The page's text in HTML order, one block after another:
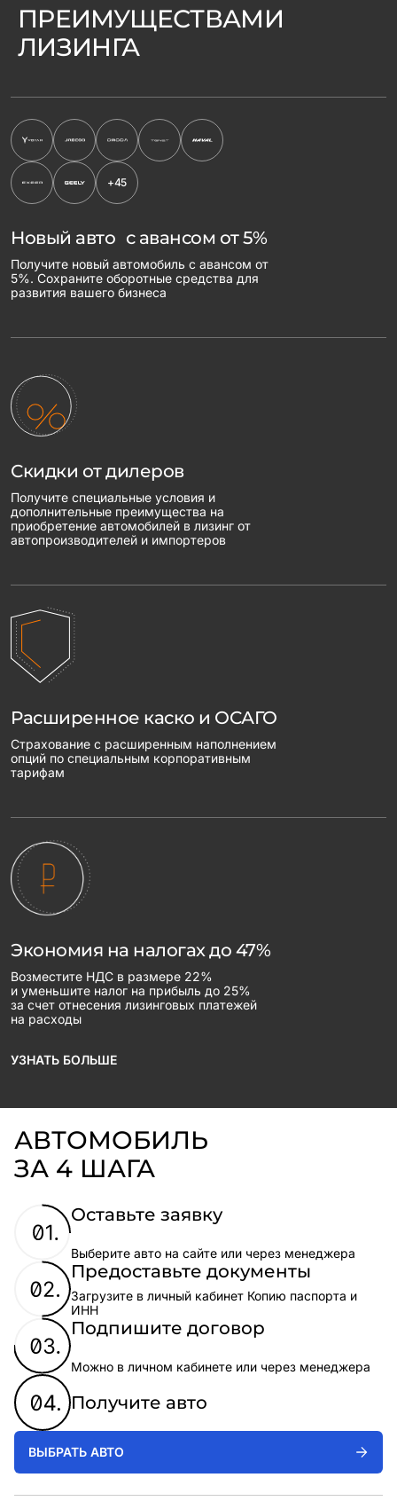
ПРЕИМУЩЕСТВАМИ
ЛИЗИНГА
+45
Новый авто с авансом от 5%
Получите новый автомобиль с авансом от
5%. Сохраните оборотные средства для
развития вашего бизнеса
Скидки от дилеров
Получите специальные условия и
дополнительные преимущества на
приобретение автомобилей в лизинг от
автопроизводителей и импортеров
Расширенное каско и ОСАГО
Страхование с расширенным наполнением
опций по специальным корпоративным
тарифам
Экономия на налогах до 47%
Возместите НДС в размере 22%
и уменьшите налог на прибыль до 25%
за счет отнесения лизинговых платежей
на расходы
УЗНАТЬ БОЛЬШЕ
АВТОМОБИЛЬ
ЗА 4 ШАГА
Оставьте заявку
Выберите авто на сайте или через менеджера
Предоставьте документы
Загрузите в личный кабинет Копию паспорта и
ИНН
Подпишите договор
Можно в личном кабинете или через менеджера
Получите авто
ВЫБРАТЬ АВТО